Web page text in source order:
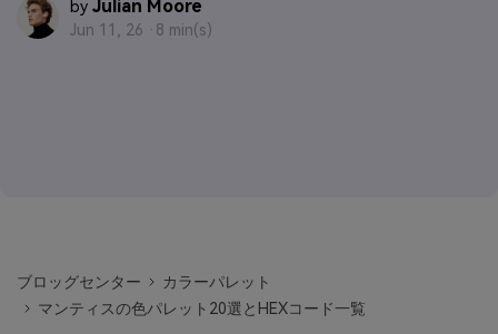
by Julian Moore
Jun 11, 26 · 8 min(s)
ブロッグセンター
カラーパレット
マンティスの色パレット20選とHEXコード一覧